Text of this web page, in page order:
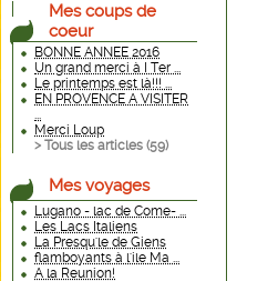
Mes coups de
coeur
BONNE ANNEE 2016
Un grand merci à I Ter ...
Le printemps est là!!! ...
EN PROVENCE A VISITER
...
Merci Loup
> Tous les articles (59)
Mes voyages
Lugano - lac de Come- ...
Les Lacs Italiens
La Presqu'le de Giens
flamboyants à l'ile Ma ...
A la Reunion!